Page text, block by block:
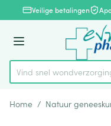
Ga naar de inhoud
1 van 1Veilige betalingen
Menu
Product, merk,
Vind snel
Home / Natuur